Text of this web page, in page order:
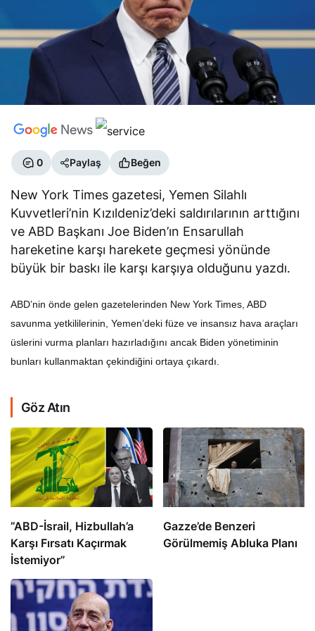
0 Paylaş Beğen
New York Times gazetesi, Yemen Silahlı
Kuvvetleri’nin Kızıldeniz’deki saldırılarının arttığını
ve ABD Başkanı Joe Biden’ın Ensarullah
hareketine karşı harekete geçmesi yönünde
büyük bir baskı ile karşı karşıya olduğunu yazdı.
ABD’nin önde gelen gazetelerinden New York Times, ABD
savunma yetkililerinin, Yemen’deki füze ve insansız hava araçları
üslerini vurma planları hazırladığını ancak Biden yönetiminin
bunları kullanmaktan çekindiğini ortaya çıkardı.
Göz Atın
​​​​​​​”ABD-İsrail, Hizbullah’a
Karşı Fırsatı Kaçırmak
İstemiyor”
​​​​​​​Gazze’de Benzeri
Görülmemiş Abluka Planı